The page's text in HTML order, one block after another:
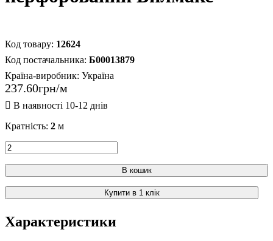
12624
Б00013879
Країна-виробник: Україна
237.60грн
Кратність: 2 м
В кошик
Купити в 1 клік
Характеристики